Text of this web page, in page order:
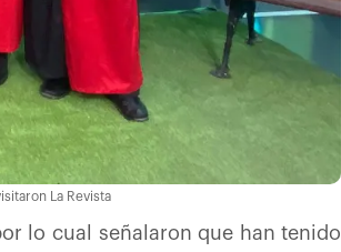
La Revista
lo cual señalaron que han tenido